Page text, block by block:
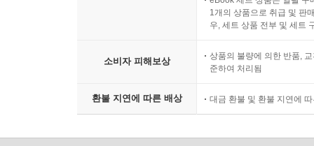
1개의 상품으로 취급 및 판
우, 세트 상품 전부 및 세트
소비자 피해보상
상품의 불량에 의한 반품,
준하여 처리됨
환불 지연에 따른 배상 대금 환불 및 환불 지연에